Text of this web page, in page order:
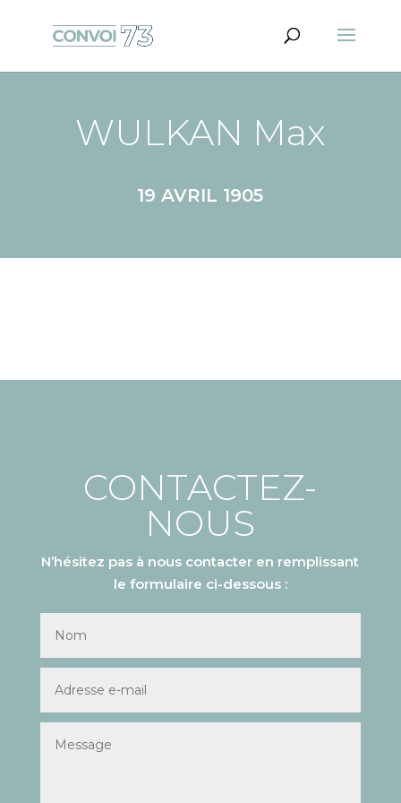
WULKAN Max
19 AVRIL 1905
CONTACTEZ-
NOUS
N’hésitez pas à nous contacter en remplissant
le formulaire ci-dessous :